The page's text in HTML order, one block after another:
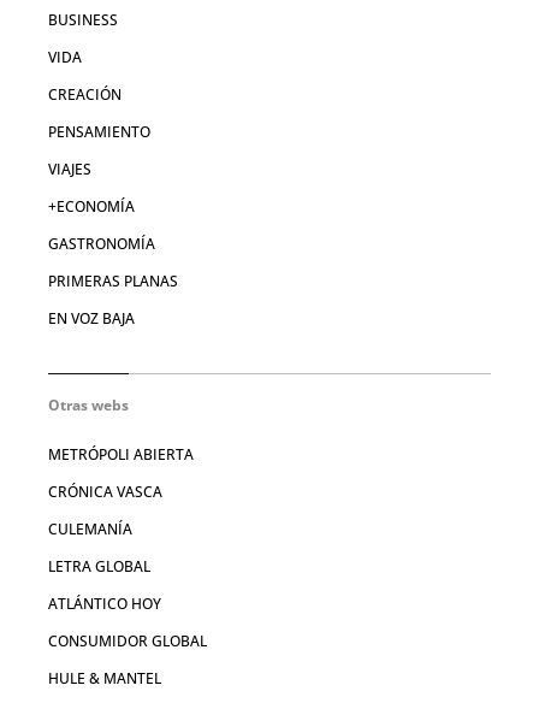
BUSINESS
VIDA
CREACIÓN
PENSAMIENTO
VIAJES
+ECONOMÍA
GASTRONOMÍA
PRIMERAS PLANAS
EN VOZ BAJA
Otras webs
METRÓPOLI ABIERTA
CRÓNICA VASCA
CULEMANÍA
LETRA GLOBAL
ATLÁNTICO HOY
CONSUMIDOR GLOBAL
HULE & MANTEL